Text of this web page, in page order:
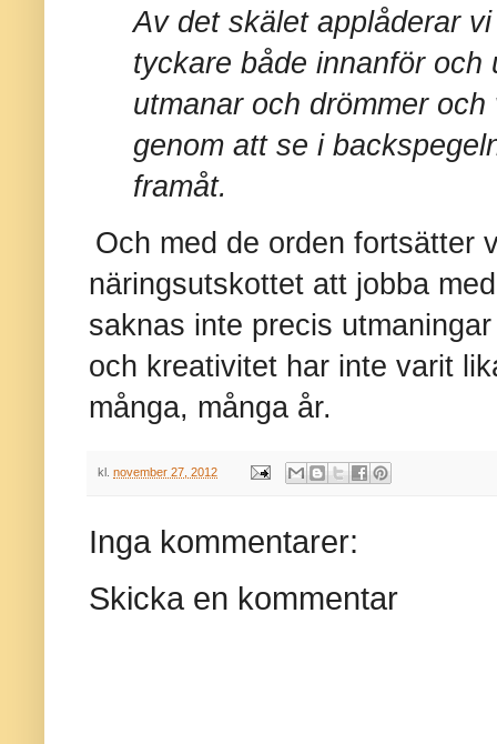
Av det skälet applåderar
tyckare både innanför och
utmanar och drömmer
genom att se i
framåt.
Och med de orden fortsätter
näringsutskottet att jobba
saknas inte precis
och kreativitet har inte varit
många, många år.
kl. november 27, 2012
Inga kommentarer:
Skicka en kommentar